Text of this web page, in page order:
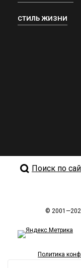
СТИЛЬ ЖИЗНИ
Поиск по
©
Политика